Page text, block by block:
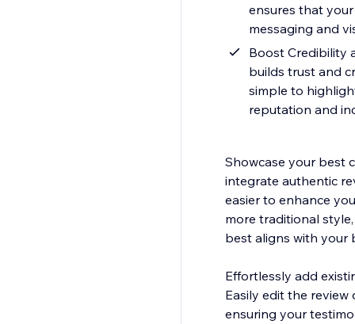
ensures that
messaging and
Boost Credibility
builds trust and
simple to
reputation and
Showcase your best
integrate authentic
easier to enhance
more traditional
best aligns with your
Effortlessly add
Easily edit the review
ensuring your